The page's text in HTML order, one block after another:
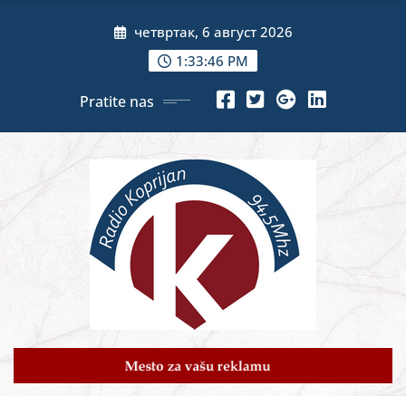
четвртак, 6 август 2026
1:33:48 PM
Pratite nas